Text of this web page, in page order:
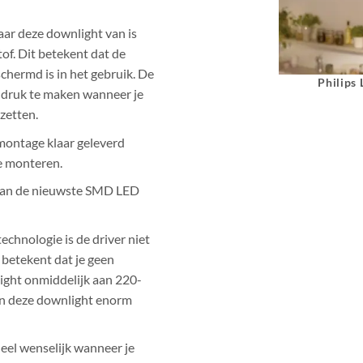
deze downlight van is
Dit betekent dat de
is in het gebruik. De
te maken wanneer je
klaar geleverd
monteren.
de nieuwste SMD LED
is de driver niet
dat je geen
onmiddelijk aan 220-
deze downlight enorm
wenselijk wanneer je
Philips